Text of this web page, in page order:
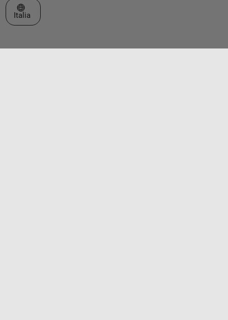
Seleziona un sito web
Italia